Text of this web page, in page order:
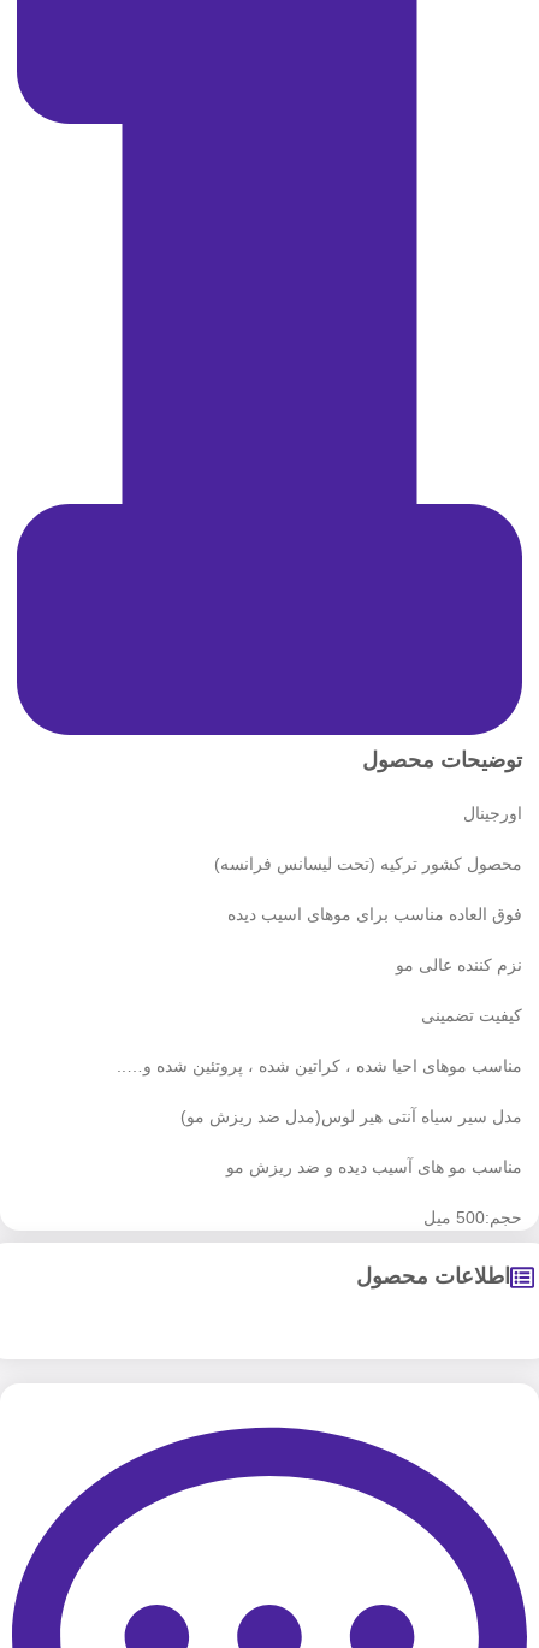
توضیحات محصول
اورجینال
محصول کشور ترکیه (تحت لیسانس فرانسه)
فوق العاده مناسب برای موهای اسیب دیده
نزم کننده عالی مو
کیفیت تضمینی
مناسب موهای احیا شده ، کراتین شده ، پروتئین شده و…..
مدل سیر سیاه آنتی هیر لوس(مدل ضد ریزش مو)
مناسب مو های آسیب دیده و ضد ریزش مو
حجم:500 میل
اطلاعات محصول